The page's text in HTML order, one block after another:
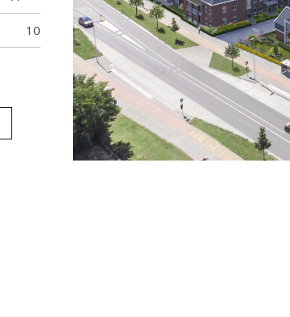
10